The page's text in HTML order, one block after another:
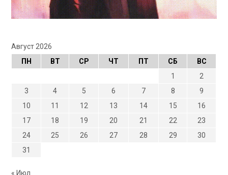
Август 2026
ПН
ВТ СР ЧТ ПТ СБ
ВС
1
2
3
4 5 6 7 8
9
10
11 12 13 14 15
16
17
18 19 20 21 22
23
24
25 26 27 28 29
30
31
« Июл